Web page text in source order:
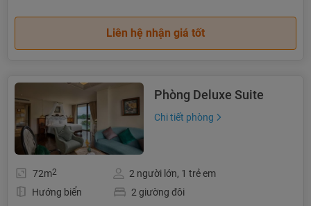
Liên hệ nhận giá tốt
Phòng Deluxe Suite
Chi tiết phòng
72m2
2 người lớn, 1 trẻ em
Hướng biển
2 giường đôi